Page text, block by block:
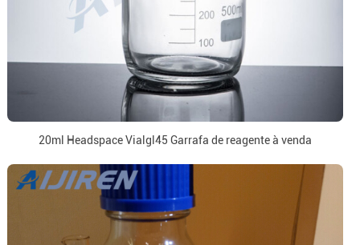
20ml Headspace Vialgl45 Garrafa de reagente à venda